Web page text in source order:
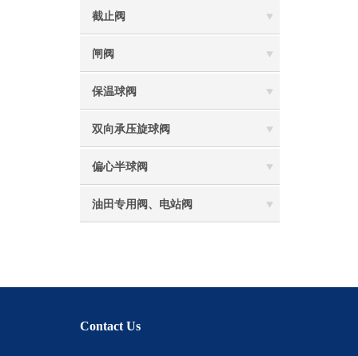
截止阀
闸阀
保温球阀
双向承压旋球阀
偏心半球阀
油田专用阀、电站阀
Contact Us